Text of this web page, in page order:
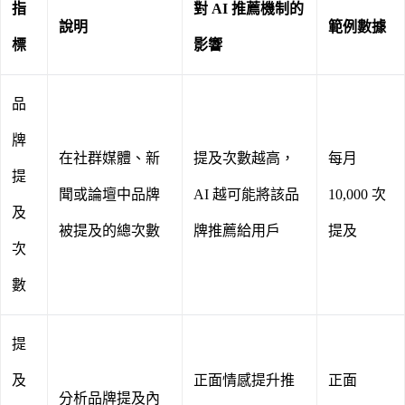
指
標
說明
對 AI 推薦機制的
影響
範例數據
品
牌
提
及
次
數
在社群媒體、新
聞或論壇中品牌
被提及的總次數
提及次數越高，
AI 越可能將該品
牌推薦給用戶
每月
10,000 次
提及
提
及
分析品牌提及內
正面情感提升推 正面